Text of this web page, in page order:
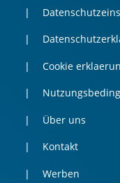
Cookie
Über uns
Kontakt
Werben